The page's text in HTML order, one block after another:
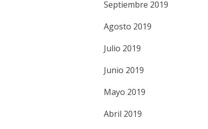
Septiembre 2019
Agosto 2019
Julio 2019
Junio 2019
Mayo 2019
Abril 2019